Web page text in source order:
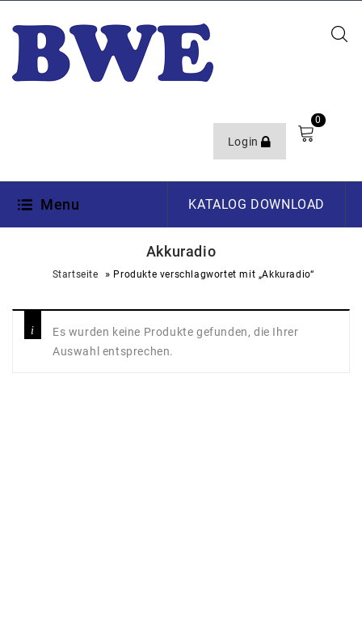
Login
0
Menu KATALOG DOWNLOAD
Akkuradio
Startseite » Produkte verschlagwortet mit „Akkuradio“
Es wurden keine Produkte gefunden, die Ihrer
Auswahl entsprechen.